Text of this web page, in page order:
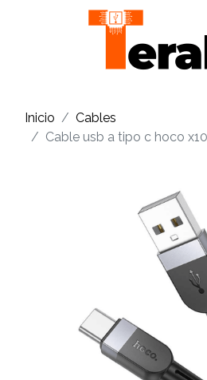
Inicio
Cables
Cable usb a tipo c hoco